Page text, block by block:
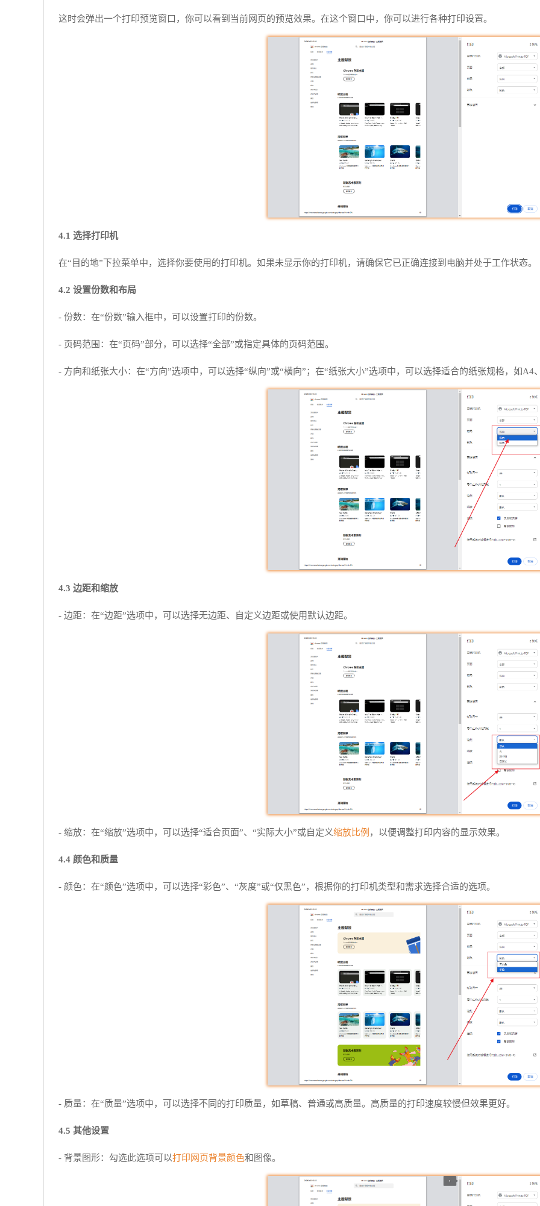
这时会弹出一个打印预览窗口，你可以看到当前网页的预览效果。在这个窗口中，你可以进行各种打印设置。
4.1 选择打印机
在“目的地”下拉菜单中，选择你要使用的打印机。如果未显示你的打印机，请确保它已正确连接到电脑并处于工作状态。
4.2 设置份数和布局
- 份数：在“份数”输入框中，可以设置打印的份数。
- 页码范围：在“页码”部分，可以选择“全部”或指定具体的页码范围。
- 方向和纸张大小：在“方向”选项中，可以选择“纵向”或“横向”；在“纸张大小”选项中，可以选择适合的纸张规格，如A4
4.3 边距和缩放
- 边距：在“边距”选项中，可以选择无边距、自定义边距或使用默认边距。
- 缩放：在“缩放”选项中，可以选择“适合页面”、“实际大小”或自定义缩放比例 ，以便调整打印内容的显示效果。
4.4 颜色和质量
- 颜色：在“颜色”选项中，可以选择“彩色”、“灰度”或“仅黑色”，根据你的打印机类型和需求选择合适的选项。
- 质量：在“质量”选项中，可以选择不同的打印质量，如草稿、普通或高质量。高质量的打印速度较慢但效果更好。
4.5 其他设置
- 背景图形：勾选此选项可以打印网页背景颜色和图像。